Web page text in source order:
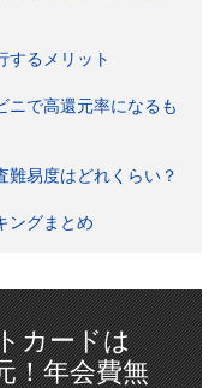
するメリット
ニで高還元率になるも
難易度はどれくらい？
ングまとめ
カードは
！年会費無